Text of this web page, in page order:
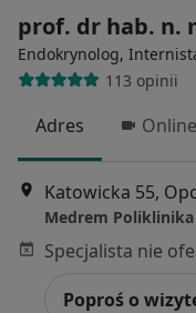
prof. dr hab. n.
Endokrynolog,
113 opinii
Adres Online
Katowicka 55,
Medrem Poliklinika
Poproś o